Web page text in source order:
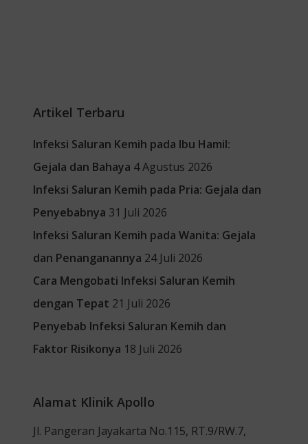
Artikel Terbaru
Infeksi Saluran Kemih pada Ibu Hamil:
Gejala dan Bahaya 4 Agustus 2026
Infeksi Saluran Kemih pada Pria: Gejala dan
Penyebabnya 31 Juli 2026
Infeksi Saluran Kemih pada Wanita: Gejala
dan Penanganannya 24 Juli 2026
Cara Mengobati Infeksi Saluran Kemih
dengan Tepat 21 Juli 2026
Penyebab Infeksi Saluran Kemih dan
Faktor Risikonya 18 Juli 2026
Alamat Klinik Apollo
Jl. Pangeran Jayakarta No.115, RT.9/RW.7,